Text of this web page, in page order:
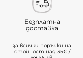
Безплатна
доставка
за всички поръчки на
стойност над 35€ /